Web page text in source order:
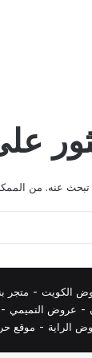
’ تبحث عنه. من
الكويت - متجر
- عروض التميمي -
الراية - موقع